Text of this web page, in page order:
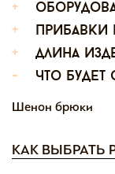
+
+
прибавки
+
длина
-
что будет
Шенон брюки
КАК ВЫБРАТЬ